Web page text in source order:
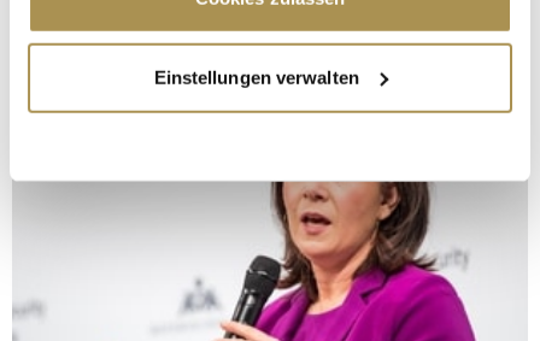
Informationen über Ihre geografische Lage
erfassen, welche bis auf einige Meter genau sein
bestimmten Merkmalen (Fingerprinting) identifizieren
Erfahren Sie mehr darüber, wie Ihre persönlichen Daten
verarbeitet werden, und legen Sie Ihre Präferenzen im
Abschnitt Einzelheiten
fest.
Einstellungen verwalten